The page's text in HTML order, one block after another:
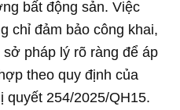
bất động sản. Việc
chỉ đảm bảo công khai,
pháp lý rõ ràng để áp
theo quy định của
quyết 254/2025/QH15.